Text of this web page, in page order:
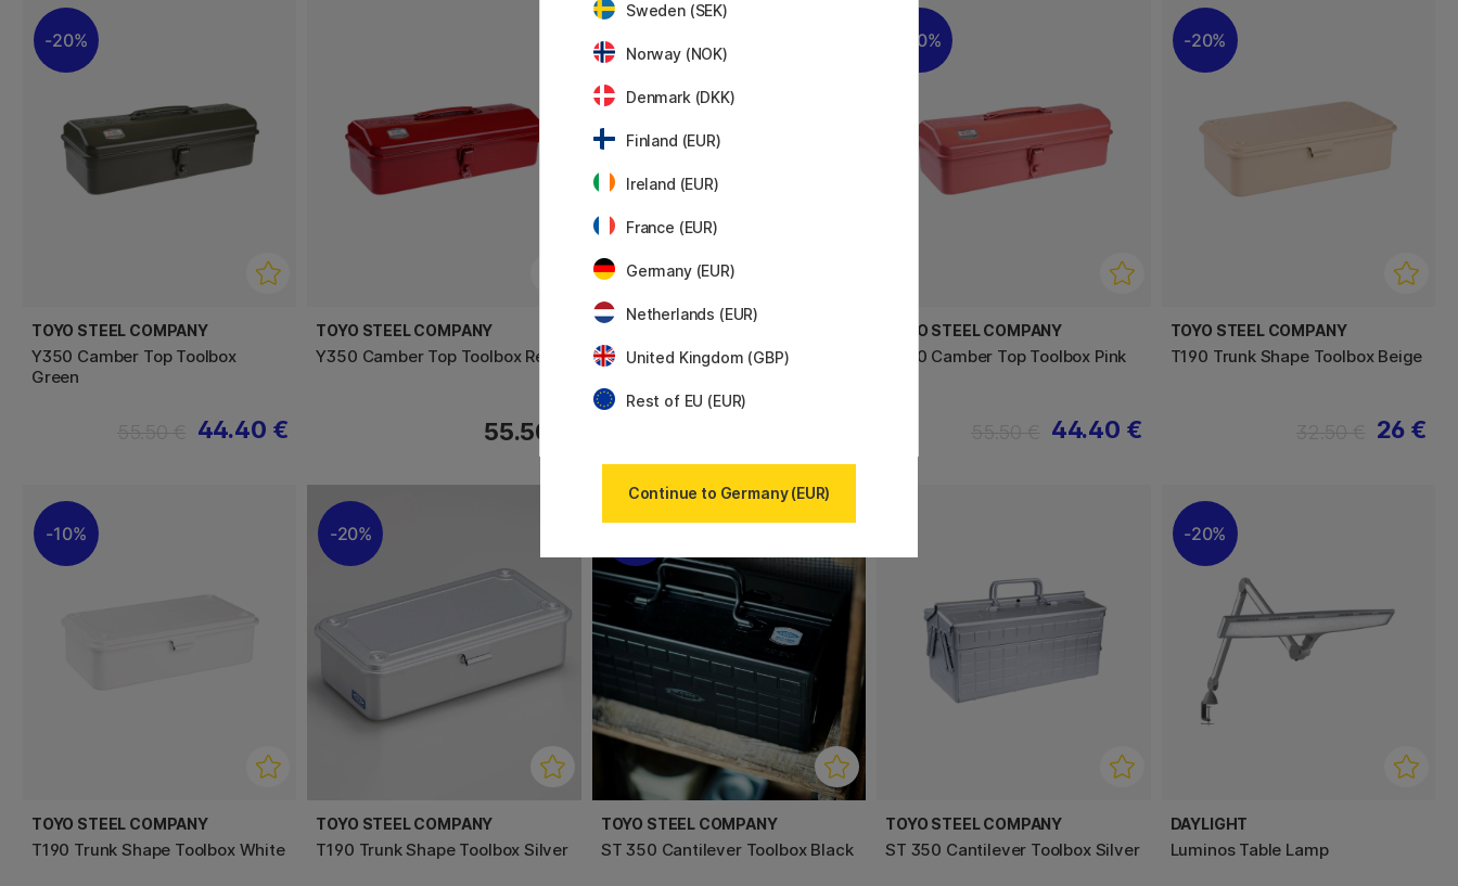
20%
TOYO STEEL COMPANY
Y350 Camber Top Toolbox
Green
44.40 €
TOYO STEEL COMPANY
Y350 Camber Top Toolbox Red
55.50 €
Y350 Camber Top Toolbox Black
20%
TOYO STEEL COMPANY
Y350 Camber Top Toolbox Pink
44.40 €
20%
TOYO STEEL COMPANY
T190 Trunk Shape Toolbox Beige
26 €
10%
TOYO STEEL COMPANY
T190 Trunk Shape Toolbox White
20%
TOYO STEEL COMPANY
T190 Trunk Shape Toolbox Silver
TOYO STEEL COMPANY
ST 350 Cantilever Toolbox Black
TOYO STEEL COMPANY
ST 350 Cantilever Toolbox Silver
20%
DAYLIGHT
Luminos Table Lamp
Sweden (SEK)
Norway (NOK)
Denmark (DKK)
Finland (EUR)
Ireland (EUR)
France (EUR)
Germany (EUR)
Netherlands (EUR)
United Kingdom (GBP)
Rest of EU (EUR)
Continue to Germany (EUR)